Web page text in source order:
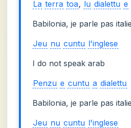
La terra toa, lu dialettu e
Babilonia, je parle pas
Jeu nu cuntu l'inglese
I do not speak arab
Penzu e cuntu a dialettu
Babilonia, je parle pas
Jeu nu cuntu l'inglese